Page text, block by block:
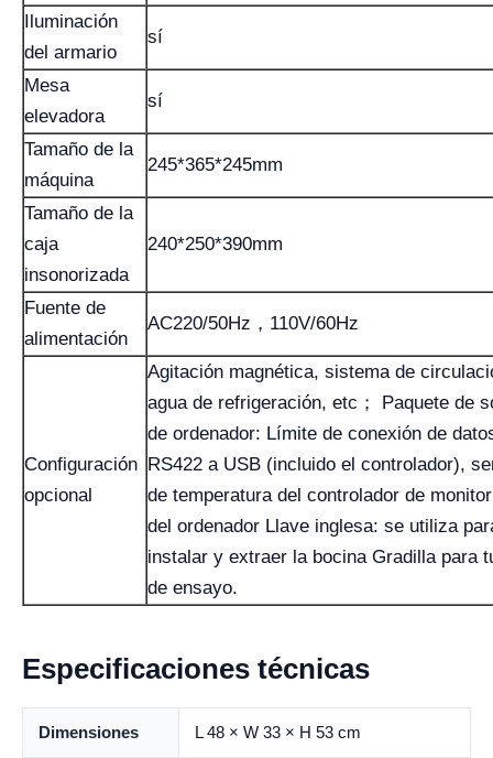
Iluminación
del armario
sí
Mesa
elevadora
sí
Tamaño de la
máquina
245*365*245mm
Tamaño de la
caja
insonorizada
240*250*390mm
Fuente de
alimentación
AC220/50Hz，110V/60Hz
Configuración
opcional
Agitación magnética, sistema de
agua de refrigeración, etc； Paquete de
de ordenador: Límite de conexión de
RS422 a USB (incluido el controlador),
de temperatura del controlador de
del ordenador Llave inglesa: se utiliza
instalar y extraer la bocina Gradilla para
de ensayo.
Especificaciones técnicas
Dimensiones L 48 × W 33 × H 53 cm